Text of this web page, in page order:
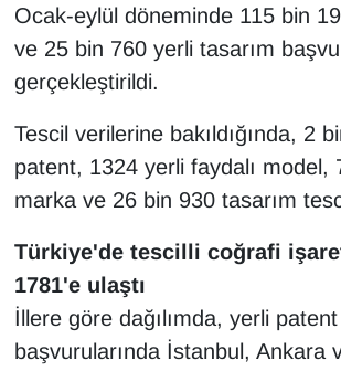
Ocak-eylül döneminde 115 bin
ve 25 bin 760 yerli tasarım
gerçekleştirildi.
Tescil verilerine bakıldığında, 2
patent, 1324 yerli faydalı model,
marka ve 26 bin 930 tasarım
Türkiye'de tescilli coğrafi işaret
1781'e ulaştı
İllere göre dağılımda, yerli
başvurularında İstanbul, Ankara
MEDYA
ONE EKONOMİ
POLİTİKA
Resmi İlanlar
RÖPORTAJ
SAĞLIK
Seri İlan